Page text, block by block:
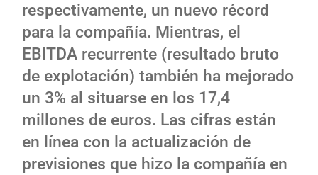
respectivamente, un nuevo récord
para la compañía. Mientras, el
EBITDA recurrente (resultado bruto
de explotación) también ha mejorado
un 3% al situarse en los 17,4
millones de euros. Las cifras están
en línea con la actualización de
previsiones que hizo la compañía en